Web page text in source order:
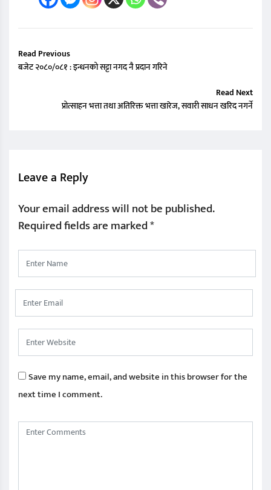
Read Previous
बजेट २०८०/०८१ : इन्धनको सट्टा नगद नै प्रदान गरिने
Read Next
प्रोत्साहन भत्ता तथा अतिरिक्त भत्ता खारेज, सवारी साधन खरिद नगर्ने
Leave a Reply
Your email address will not be published.
Required fields are marked*
Save my name, email, and website in this browser for the
next time I comment.